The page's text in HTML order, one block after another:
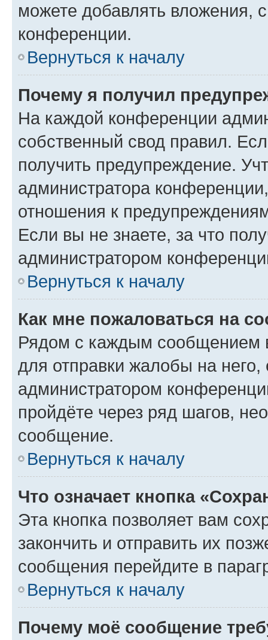
можете добавлять вложения,
конференции.
Вернуться к началу
Почему я получил
На каждой конференции
собственный свод правил.
получить предупреждение.
администратора
отношения к
Если вы не знаете, за что
администратором
Вернуться к началу
Как мне пожаловаться на
Рядом с каждым сообщением
для отправки жалобы на
администратором
пройдёте через ряд шагов,
сообщение.
Вернуться к началу
Что означает кнопка
Эта кнопка позволяет вам
закончить и отправить их
сообщения перейдите в
Вернуться к началу
Почему моё сообщение